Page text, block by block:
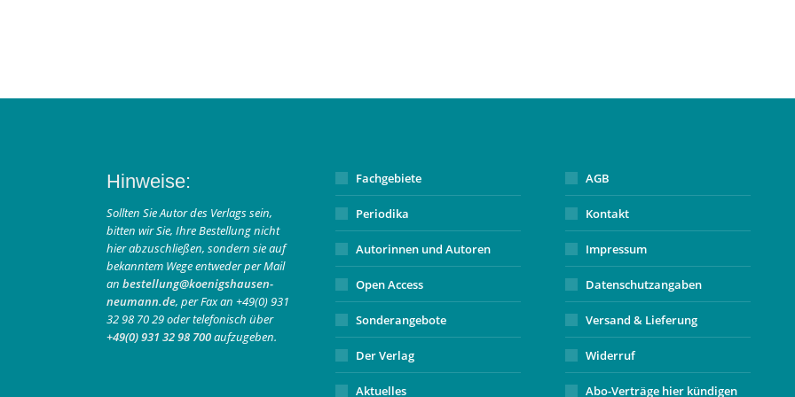
Hinweise:
Sollten Sie Autor des Verlags sein,
bitten wir Sie, Ihre Bestellung nicht
hier abzuschließen, sondern sie auf
bekanntem Wege entweder per Mail
an bestellung@koenigshausen-
neumann.de, per Fax an +49(0) 931
32 98 70 29 oder telefonisch über
+49(0) 931 32 98 700aufzugeben.
Fachgebiete
Periodika
Autorinnen und Autoren
Open Access
Sonderangebote
Der Verlag
Aktuelles
AGB
Kontakt
Impressum
Datenschutzangaben
Versand & Lieferung
Widerruf
Abo-Verträge hier kündigen